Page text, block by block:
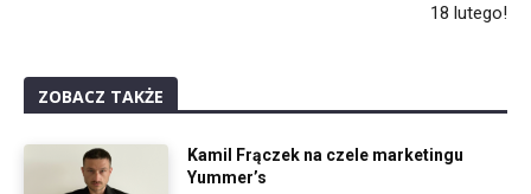
18 lutego!
ZOBACZ TAKŻE
Kamil Frączek na czele marketingu
Yummer’s